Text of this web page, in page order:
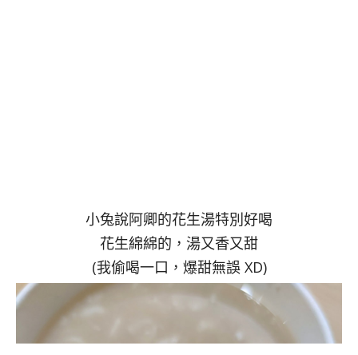
小兔說阿卿的花生湯特別好喝
花生綿綿的，湯又香又甜
(我偷喝一口，爆甜無誤 XD)